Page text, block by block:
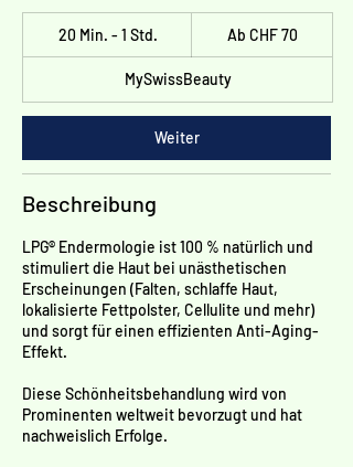
20 Min. - 1 Std.
0
M
i
.
d
Schweizer
Franken
Ab CHF 70
MySwissBeauty
Weiter
Beschreibung
LPG® Endermologie ist 100 % natürlich und
stimuliert die Haut bei unästhetischen
Erscheinungen (Falten, schlaffe Haut,
lokalisierte Fettpolster, Cellulite und mehr)
und sorgt für einen effizienten Anti-Aging-
Effekt.
Diese Schönheitsbehandlung wird von
Prominenten weltweit bevorzugt und hat
nachweislich Erfolge.